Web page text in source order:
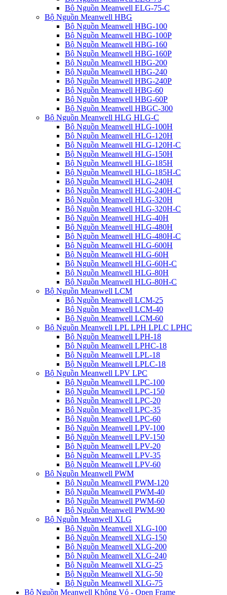
Bộ Nguồn Meanwell ELG-75-C
Bộ Nguồn Meanwell HBG
Bộ Nguồn Meanwell HBG-100
Bộ Nguồn Meanwell HBG-100P
Bộ Nguồn Meanwell HBG-160
Bộ Nguồn Meanwell HBG-160P
Bộ Nguồn Meanwell HBG-200
Bộ Nguồn Meanwell HBG-240
Bộ Nguồn Meanwell HBG-240P
Bộ Nguồn Meanwell HBG-60
Bộ Nguồn Meanwell HBG-60P
Bộ Nguồn Meanwell HBGC-300
Bộ Nguồn Meanwell HLG HLG-C
Bộ Nguồn Meanwell HLG-100H
Bộ Nguồn Meanwell HLG-120H
Bộ Nguồn Meanwell HLG-120H-C
Bộ Nguồn Meanwell HLG-150H
Bộ Nguồn Meanwell HLG-185H
Bộ Nguồn Meanwell HLG-185H-C
Bộ Nguồn Meanwell HLG-240H
Bộ Nguồn Meanwell HLG-240H-C
Bộ Nguồn Meanwell HLG-320H
Bộ Nguồn Meanwell HLG-320H-C
Bộ Nguồn Meanwell HLG-40H
Bộ Nguồn Meanwell HLG-480H
Bộ Nguồn Meanwell HLG-480H-C
Bộ Nguồn Meanwell HLG-600H
Bộ Nguồn Meanwell HLG-60H
Bộ Nguồn Meanwell HLG-60H-C
Bộ Nguồn Meanwell HLG-80H
Bộ Nguồn Meanwell HLG-80H-C
Bộ Nguồn Meanwell LCM
Bộ Nguồn Meanwell LCM-25
Bộ Nguồn Meanwell LCM-40
Bộ Nguồn Meanwell LCM-60
Bộ Nguồn Meanwell LPL LPH LPLC LPHC
Bộ Nguồn Meanwell LPH-18
Bộ Nguồn Meanwell LPHC-18
Bộ Nguồn Meanwell LPL-18
Bộ Nguồn Meanwell LPLC-18
Bộ Nguồn Meanwell LPV LPC
Bộ Nguồn Meanwell LPC-100
Bộ Nguồn Meanwell LPC-150
Bộ Nguồn Meanwell LPC-20
Bộ Nguồn Meanwell LPC-35
Bộ Nguồn Meanwell LPC-60
Bộ Nguồn Meanwell LPV-100
Bộ Nguồn Meanwell LPV-150
Bộ Nguồn Meanwell LPV-20
Bộ Nguồn Meanwell LPV-35
Bộ Nguồn Meanwell LPV-60
Bộ Nguồn Meanwell PWM
Bộ Nguồn Meanwell PWM-120
Bộ Nguồn Meanwell PWM-40
Bộ Nguồn Meanwell PWM-60
Bộ Nguồn Meanwell PWM-90
Bộ Nguồn Meanwell XLG
Bộ Nguồn Meanwell XLG-100
Bộ Nguồn Meanwell XLG-150
Bộ Nguồn Meanwell XLG-200
Bộ Nguồn Meanwell XLG-240
Bộ Nguồn Meanwell XLG-25
Bộ Nguồn Meanwell XLG-50
Bộ Nguồn Meanwell XLG-75
Bộ Nguồn Meanwell Không Vỏ - Open Frame